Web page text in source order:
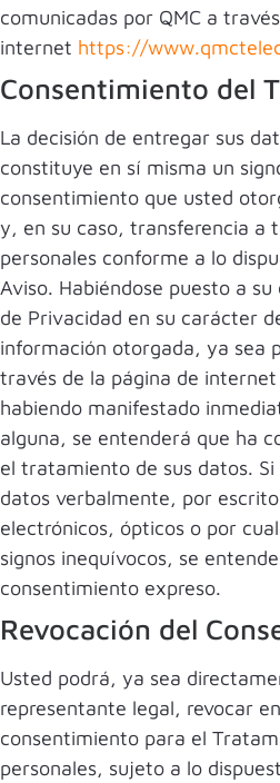
comunicadas por QMC a
internet https://
Consentimiento del
La decisión de entregar sus
constituye en sí misma un
consentimiento que usted
y, en su caso, transferencia a
personales conforme a lo
Aviso. Habiéndose puesto a
de Privacidad en su carácter
información otorgada, ya sea
través de la página de
habiendo manifestado
alguna, se entenderá que ha
el tratamiento de sus datos. Si
datos verbalmente, por
electrónicos, ópticos o por
signos inequívocos, se
consentimiento expreso.
Revocación del
Usted podrá, ya sea
representante legal, revocar
consentimiento para el
personales, sujeto a lo